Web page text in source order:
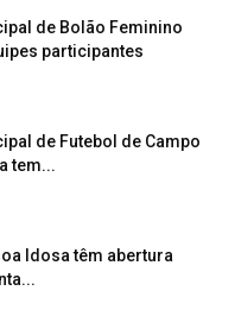
de Bolão Feminino
participantes
de Futebol de Campo
tem...
Idosa têm abertura